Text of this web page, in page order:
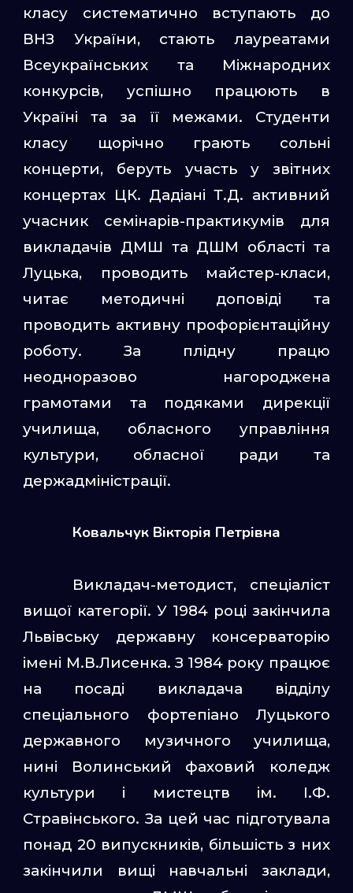
класу систематично вступають до
ВНЗ України, стають лауреатами
Всеукраїнських та Міжнародних
конкурсів, успішно працюють в
Україні та за її межами. Студенти
класу щорічно грають сольні
концерти, беруть участь у звітних
концертах ЦК. Дадіані Т.Д. активний
учасник семінарів-практикумів для
викладачів ДМШ та ДШМ області та
Луцька, проводить майстер-класи,
читає методичні доповіді та
проводить активну профорієнтаційну
роботу. За плідну працю
неодноразово нагороджена
грамотами та подяками дирекції
училища, обласного управління
культури, обласної ради та
держадміністрації.
Ковальчук Вікторія Петрівна
Викладач-методист, спеціаліст
вищої категорії. У 1984 році закінчила
Львівську державну консерваторію
імені М.В.Лисенка. З 1984 року працює
на посаді викладача відділу
спеціального фортепіано Луцького
державного музичного училища,
нині Волинський фаховий коледж
культури і мистецтв ім. І.Ф.
Стравінського. За цей час підготувала
понад 20 випускників, більшість з них
закінчили вищі навчальні заклади,